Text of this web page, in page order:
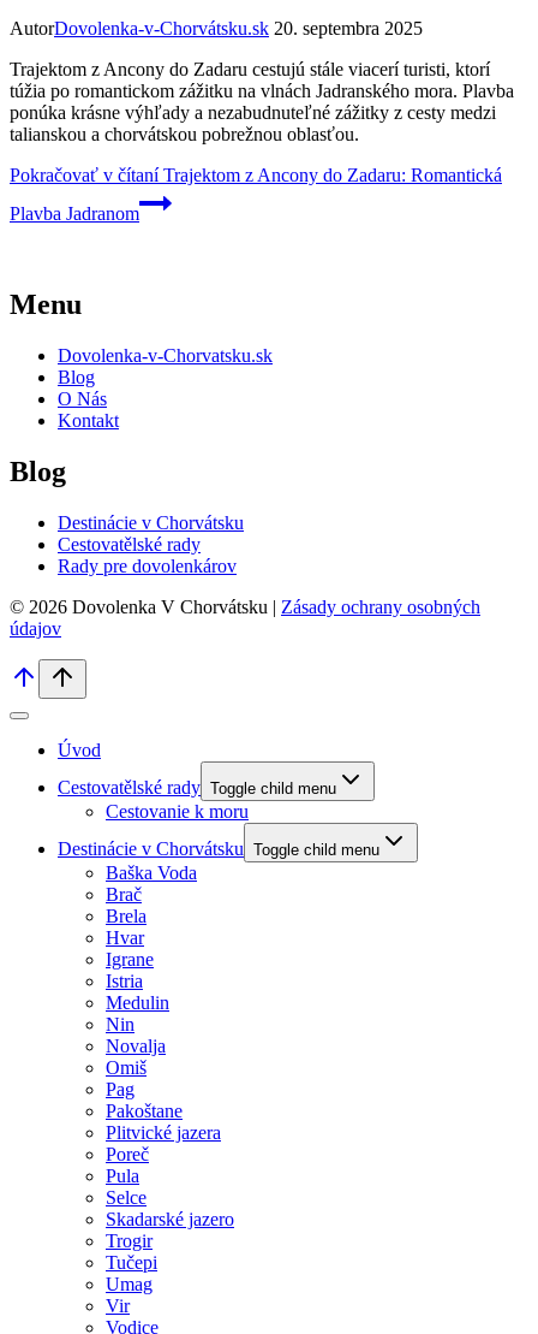
AutorDovolenka-v-Chorvátsku.sk 20. septembra 2025
Trajektom z Ancony do Zadaru cestujú stále viacerí turisti, ktorí
túžia po romantickom zážitku na vlnách Jadranského mora. Plavba
ponúka krásne výhľady a nezabudnuteľné zážitky z cesty medzi
talianskou a chorvátskou pobrežnou oblasťou.
Pokračovať v čítaníTrajektom z Ancony do Zadaru: Romantická
Plavba Jadranom
Menu
Dovolenka-v-Chorvatsku.sk
Blog
O Nás
Kontakt
Blog
Destinácie v Chorvátsku
Cestovatělské rady
Rady pre dovolenkárov
© 2026 Dovolenka V Chorvátsku | Zásady ochrany osobných
údajov
Úvod
Cestovatělské rady Toggle child menu
Cestovanie k moru
Destinácie v Chorvátsku Toggle child menu
Baška Voda
Brač
Brela
Hvar
Igrane
Istria
Medulin
Nin
Novalja
Omiš
Pag
Pakoštane
Plitvické jazera
Poreč
Pula
Selce
Skadarské jazero
Trogir
Tučepi
Umag
Vir
Vodice